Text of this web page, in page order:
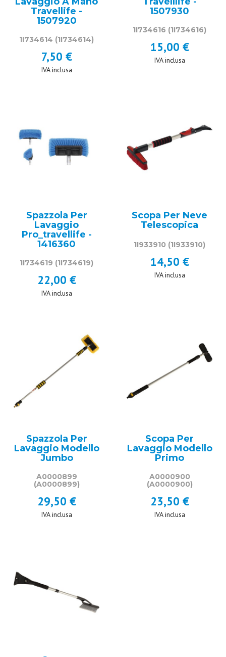
Travellife -
1507920
1I734614 (1I734614)
7,50 €
IVA inclusa
1507930
1I734616 (1I734616)
15,00 €
IVA inclusa
Spazzola Per
Lavaggio
Pro_travellife -
1416360
1I734619 (1I734619)
22,00 €
IVA inclusa
Scopa Per Neve
Telescopica
1I933910 (1I933910)
14,50 €
IVA inclusa
Spazzola Per
Lavaggio Modello
Jumbo
A0000899
(A0000899)
29,50 €
IVA inclusa
Scopa Per
Lavaggio Modello
Primo
A0000900
(A0000900)
23,50 €
IVA inclusa